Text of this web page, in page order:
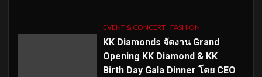
EVENT & CONCERT FASHION
KK Diamonds จัดงาน Grand
Opening KK Diamond & KK
Birth Day Gala Dinner โดย CEO